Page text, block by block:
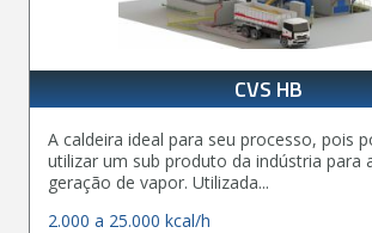
CVS HB
A caldeira ideal para seu processo, pois
utilizar um sub produto da indústria para
geração de vapor. Utilizada...
2.000 a 25.000 kcal/h